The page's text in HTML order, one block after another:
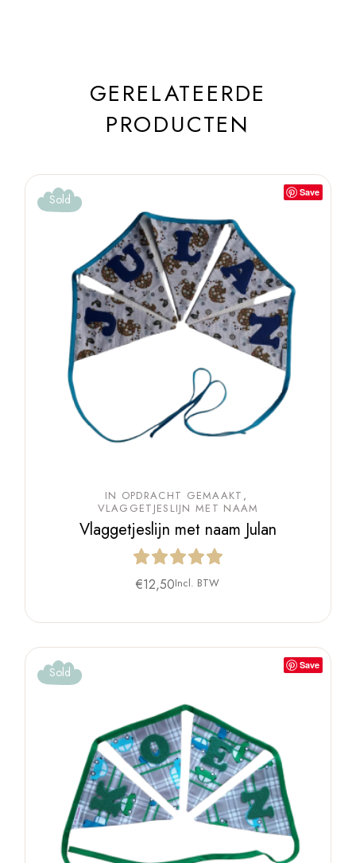
GERELATEERDE
PRODUCTEN
Save
Sold
IN OPDRACHT GEMAAKT
VLAGGETJESLIJN MET NAAM
Vlaggetjeslijn met naam Julan
€12,50Incl. BTW
Save
Sold